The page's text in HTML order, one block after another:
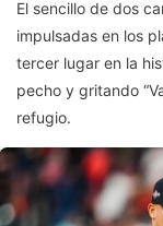
El sencillo de dos
impulsadas en los
tercer lugar en la
pecho y gritando
refugio.